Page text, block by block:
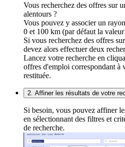
Vous recherchez des offres sur
alentours ?
Vous pouvez y associer un
0 et 100 km (par défaut la
Si vous recherchez des offres
devez alors effectuer deux
Lancez votre recherche en
offres d'emploi correspondant à
restituée.
2. Affiner les résultats de votre
Si besoin, vous pouvez affiner
en sélectionnant des filtres et
de recherche.